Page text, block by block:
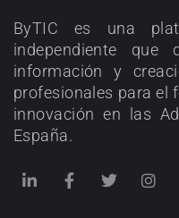
ByTIC es una
independiente
información y
profesionales para el
innovación en las
España.